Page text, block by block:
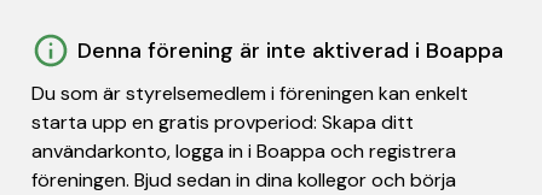
Denna förening är inte aktiverad i Boappa
Du som är styrelsemedlem i föreningen kan enkelt
starta upp en gratis provperiod: Skapa ditt
användarkonto, logga in i Boappa och registrera
föreningen. Bjud sedan in dina kollegor och börja